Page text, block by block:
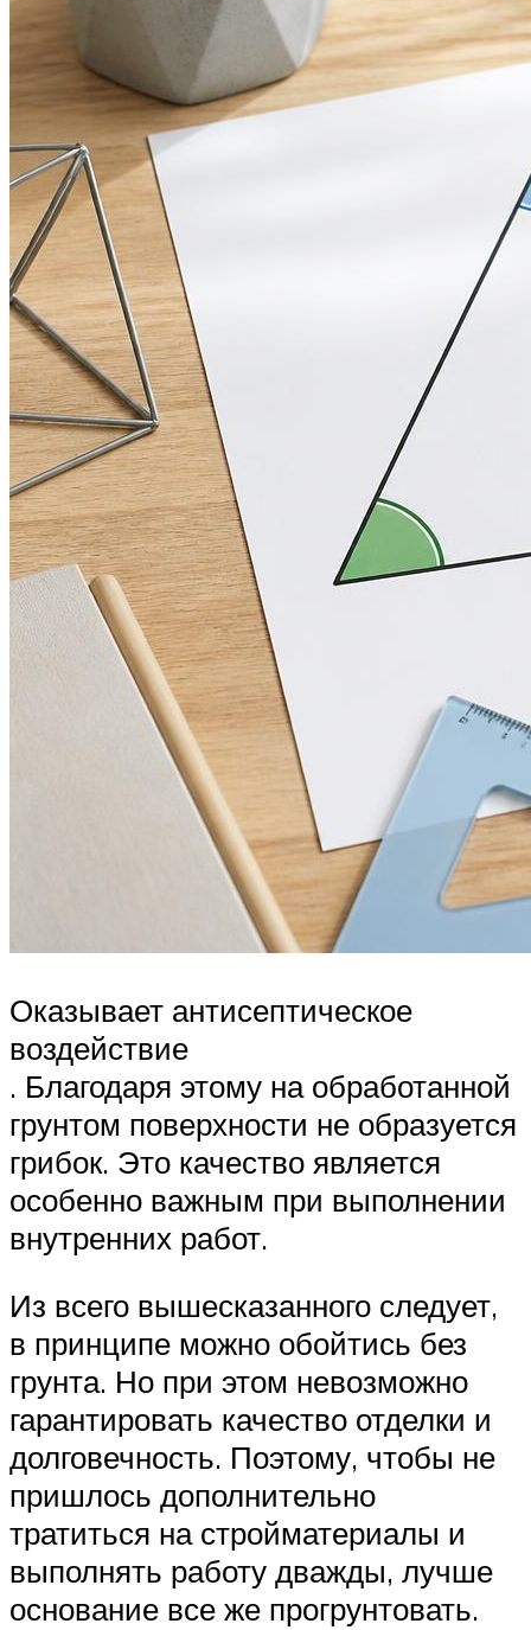
Оказывает антисептическое
воздействие
. Благодаря этому на обработанной
грунтом поверхности не образуется
грибок. Это качество является
особенно важным при выполнении
внутренних работ.
Из всего вышесказанного следует,
в принципе можно обойтись без
грунта. Но при этом невозможно
гарантировать качество отделки и
долговечность. Поэтому, чтобы не
пришлось дополнительно
тратиться на стройматериалы и
выполнять работу дважды, лучше
основание все же прогрунтовать.